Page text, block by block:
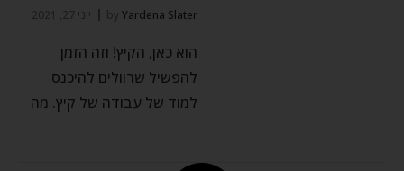
byYardena Slater יוני 27, 2021
הוא כאן, הקיץ! וזה הזמן
להפשיל שרוולים להיכנס
למוד של עבודה של קיץ. מה